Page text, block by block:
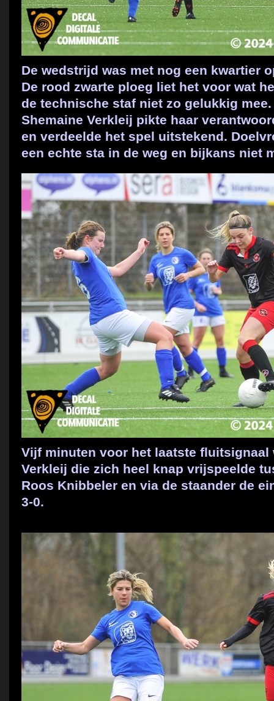
De wedstrijd was met nog een kwartier
De rood zwarte ploeg liet het voor wat
de technische staf niet zo gelukkig
Shemaine Verkleij pikte haar
en verdeelde het spel uitstekend.
een echte sta in de weg en bijkans niet
Vijf minuten voor het laatste fluitsignaal
Verkleij die zich heel knap vrijspeelde
Roos Knibbeler en via de staander de
3-0.